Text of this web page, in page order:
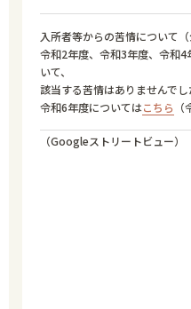
入所者等からの苦情について
令和2年度、令和3年度、令和
いて、
該当する苦情はありませんで
令和6年度についてはこちら
（Googleストリートビュー）